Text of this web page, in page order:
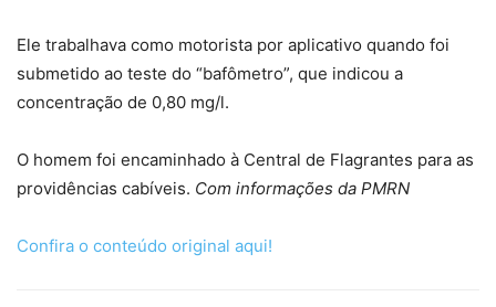
Ele trabalhava como motorista por aplicativo quando foi
submetido ao teste do “bafômetro”, que indicou a
concentração de 0,80 mg/l.
O homem foi encaminhado à Central de Flagrantes para as
providências cabíveis. Com informações da PMRN
Confira o conteúdo original aqui!